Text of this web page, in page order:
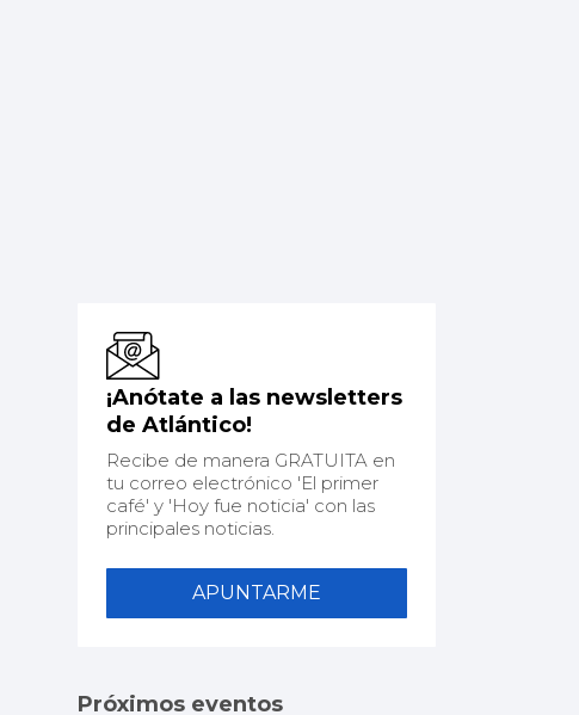
¡Anótate a las newsletters
de Atlántico!
Recibe de manera GRATUITA en
tu correo electrónico 'El primer
café' y 'Hoy fue noticia' con las
principales noticias.
APUNTARME
Próximos eventos